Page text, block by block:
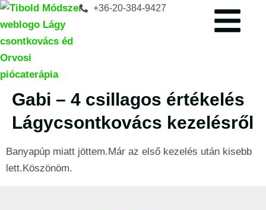
+36-20-384-9427
Gabi – 4 csillagos értékelés
Lágycsontkovács kezelésről
Banyapúp miatt jöttem.Már az első kezelés után kisebb
lett.Köszönöm.